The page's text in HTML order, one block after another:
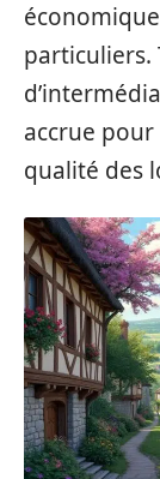
particuliers.
accrue pour
qualité des